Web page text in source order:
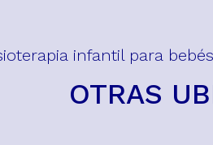
infantil para
OTRAS